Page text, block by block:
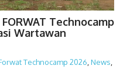
Technocamp
Wartawan
Technocamp 2026 News